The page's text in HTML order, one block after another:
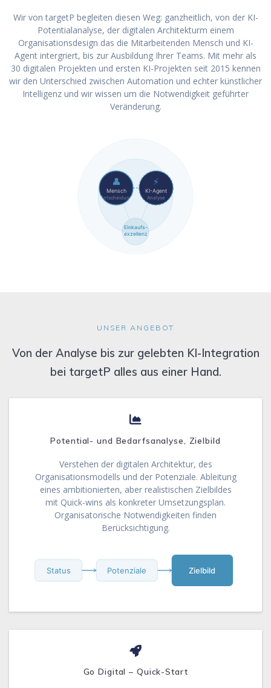
Wir von targetP begleiten diesen Weg: ganzheitlich, von der KI-
Potentialanalyse, der digitalen Architekturm einem
Organisationsdesign das die Mitarbeitenden Mensch und KI-
Agent intergriert, bis zur Ausbildung Ihrer Teams. Mit mehr als
30 digitalen Projekten und ersten KI-Projekten seit 2015 kennen
wir den Unterschied zwischen Automation und echter künstlicher
Intelligenz und wir wissen um die Notwendigkeit geführter
Veränderung.
👤
Mensch
Entscheidung
⚡
KI-Agent
Analyse
Einkaufs-
exzellenz
UNSER ANGEBOT
Von der Analyse bis zur gelebten KI-Integration
bei targetP alles aus einer Hand.
Potential- und Bedarfsanalyse, Zielbild
Verstehen der digitalen Architektur, des
Organisationsmodells und der Potenziale. Ableitung
eines ambitionierten, aber realistischen Zielbildes
mit Quick-wins als konkreter Umsetzungsplan.
Organisatorische Notwendigkeiten finden
Berücksichtigung.
Status Potenziale Zielbild
Go Digital – Quick-Start